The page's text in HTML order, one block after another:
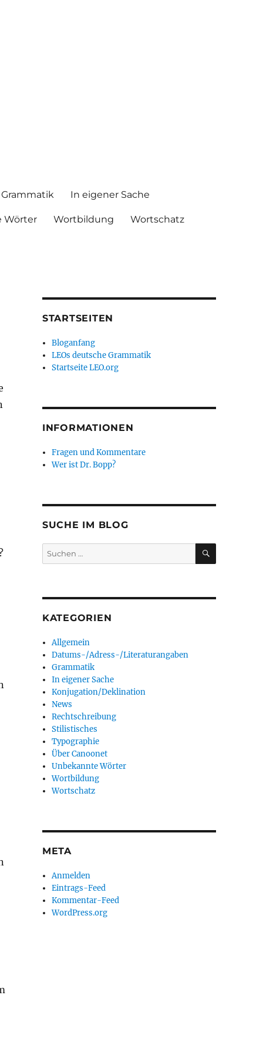
Grammatik In eigener Sache
Wörter Wortbildung Wortschatz
STARTSEITEN
Bloganfang
LEOs deutsche Grammatik
Startseite LEO.org
INFORMATIONEN
Fragen und Kommentare
Wer ist Dr. Bopp?
SUCHE IM BLOG
Suchen
nach:
SUCHEN
KATEGORIEN
Allgemein
Datums-/Adress-/Literaturangaben
Grammatik
In eigener Sache
Konjugation/Deklination
News
Rechtschreibung
Stilistisches
Typographie
Über Canoonet
Unbekannte Wörter
Wortbildung
Wortschatz
META
Anmelden
Eintrags-Feed
Kommentar-Feed
WordPress.org